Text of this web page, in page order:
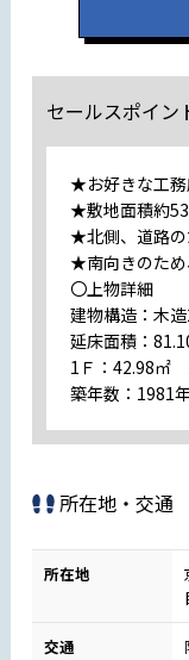
セールスポイン
★お好きな工務
★敷地面積約
★北側、道路
★南向きのた
〇上物詳細
建物構造：木
延床面積：
1Ｆ：42.98㎡
築年数：1981
所在地・交通
所在地
交通